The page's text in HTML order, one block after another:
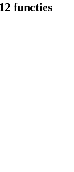
functies